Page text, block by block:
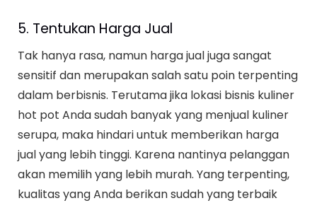
5. Tentukan Harga Jual
Tak hanya rasa, namun harga jual juga sangat
sensitif dan merupakan salah satu poin terpenting
dalam berbisnis. Terutama jika lokasi bisnis kuliner
hot pot Anda sudah banyak yang menjual kuliner
serupa, maka hindari untuk memberikan harga
jual yang lebih tinggi. Karena nantinya pelanggan
akan memilih yang lebih murah. Yang terpenting,
kualitas yang Anda berikan sudah yang terbaik